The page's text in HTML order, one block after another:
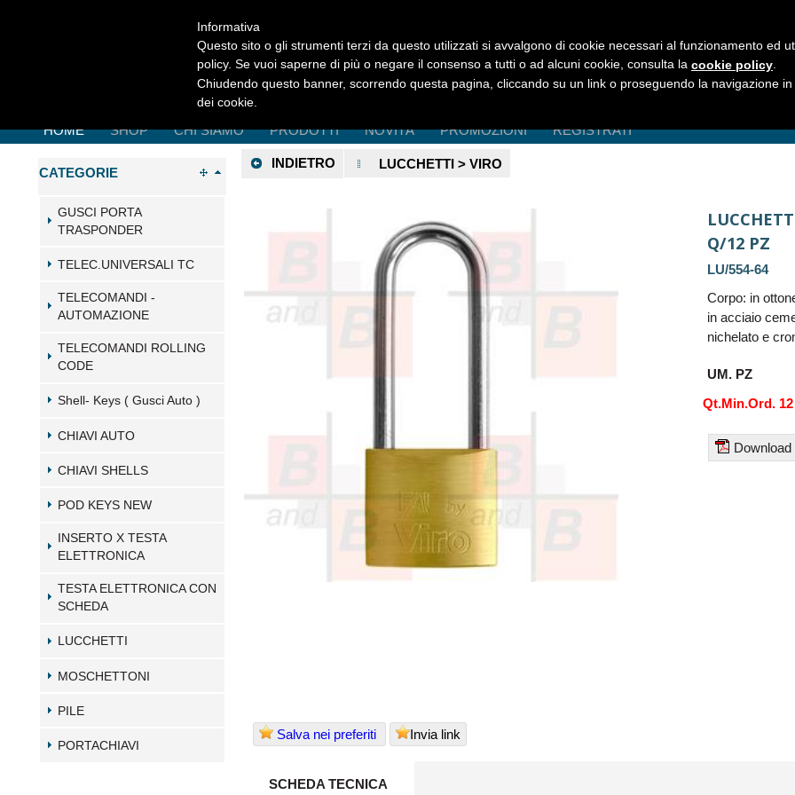
HOME SHOP CHI SIAMO PRODOTTI NOVITÀ PROMOZIONI REGISTRATI
CATEGORIE
GUSCI PORTA
TRASPONDER
TELEC.UNIVERSALI TC
TELECOMANDI -
AUTOMAZIONE
TELECOMANDI ROLLING
CODE
Shell- Keys ( Gusci Auto )
CHIAVI AUTO
CHIAVI SHELLS
POD KEYS NEW
INSERTO X TESTA
ELETTRONICA
TESTA ELETTRONICA CON
SCHEDA
LUCCHETTI
MOSCHETTONI
PILE
PORTACHIAVI
INDIETRO LUCCHETTI > VIRO
Q/12 PZ
LU/554-64
Corpo: in
in acciaio
nichelato e
UM. PZ
Qt.Min.Ord. 12
Salva nei preferiti Invia link
SCHEDA TECNICA
Informativa
Questo sito o gli strumenti terzi da questo utilizzati si avvalgono di cookie necessari al funzionamento ed
policy. Se vuoi saperne di più o negare il consenso a tutti o ad alcuni cookie, consulta la cookie policy
Chiudendo questo banner, scorrendo questa pagina, cliccando su un link o proseguendo la navigazione
dei cookie.